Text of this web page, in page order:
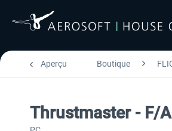
Aperçu Boutique
Thrustmaster - F/